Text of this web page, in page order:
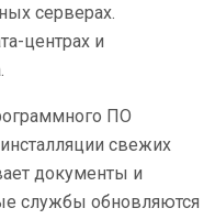
серверах.
центрах и
ПО
свежих
документы и
службы обновляются